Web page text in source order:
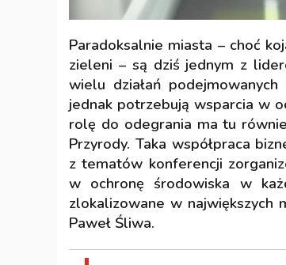
Paradoksalnie miasta – choć
zieleni – są dziś jednym z
wielu działań
jednak potrzebują wsparcia w
rolę do odegrania ma tu
Przyrody. Taka współpraca
z tematów konferencji
w ochronę środowiska w
zlokalizowane w największych
Paweł Śliwa.